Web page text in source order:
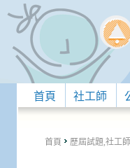
首頁 社工師
首頁 歷屆試題,社工